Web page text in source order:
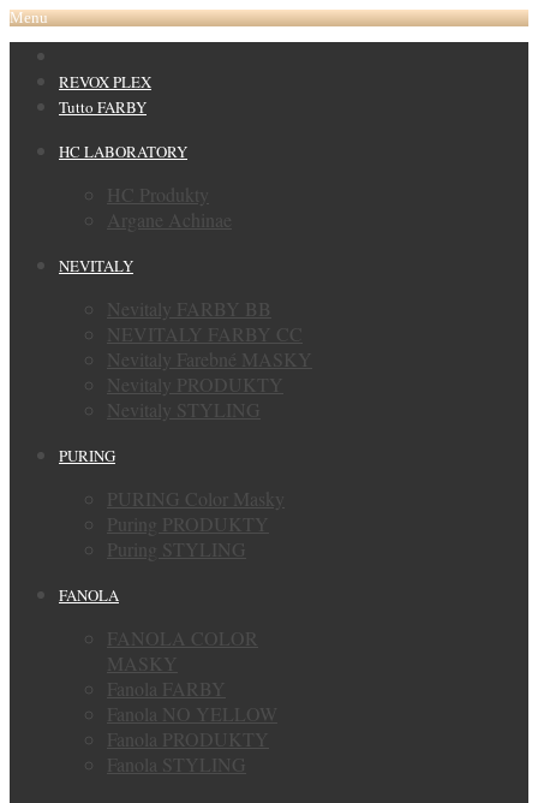
Menu
REVOX PLEX
Tutto FARBY
HC LABORATORY
HC Produkty
Argane Achinae
NEVITALY
Nevitaly FARBY BB
NEVITALY FARBY CC
Nevitaly Farebné MASKY
Nevitaly PRODUKTY
Nevitaly STYLING
PURING
PURING Color Masky
Puring PRODUKTY
Puring STYLING
FANOLA
FANOLA COLOR
MASKY
Fanola FARBY
Fanola NO YELLOW
Fanola PRODUKTY
Fanola STYLING